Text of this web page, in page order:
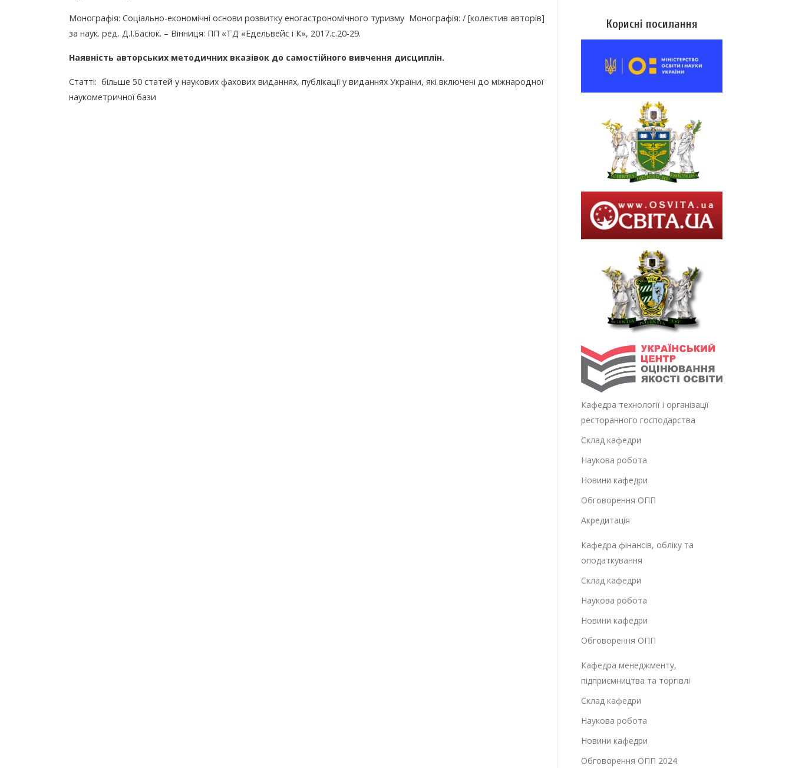
Монографія: Соціально-економічні основи розвитку еногастрономічного туризму Монографія: / [колектив авторів]
за наук. ред. Д.І.Басюк. – Вінниця: ПП «ТД «Едельвейс і К», 2017.с.20-29.
Наявність авторських методичних вказівок до самостійного вивчення дисциплін.
Статті: більше 50 статей у наукових фахових виданнях, публікації у виданнях України, які включені до міжнародної
наукометричної бази
Корисні посилання
Кафедра технології і організації
ресторанного господарства
Склад кафедри
Наукова робота
Новини кафедри
Обговорення ОПП
Акредитація
Кафедра фінансів, обліку та
оподаткування
Склад кафедри
Наукова робота
Новини кафедри
Обговорення ОПП
Кафедра менеджменту,
підприємництва та торгівлі
Склад кафедри
Наукова робота
Новини кафедри
Обговорення ОПП 2024